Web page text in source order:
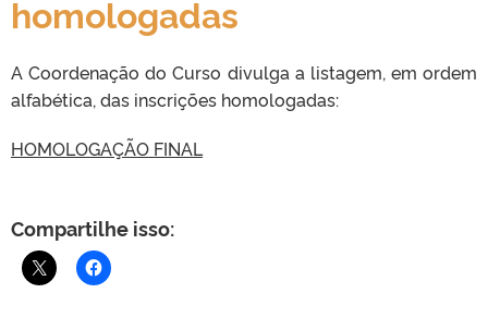
homologadas
A Coordenação do Curso divulga a listagem, em ordem
alfabética, das inscrições homologadas:
HOMOLOGAÇÃO FINAL
Compartilhe isso: